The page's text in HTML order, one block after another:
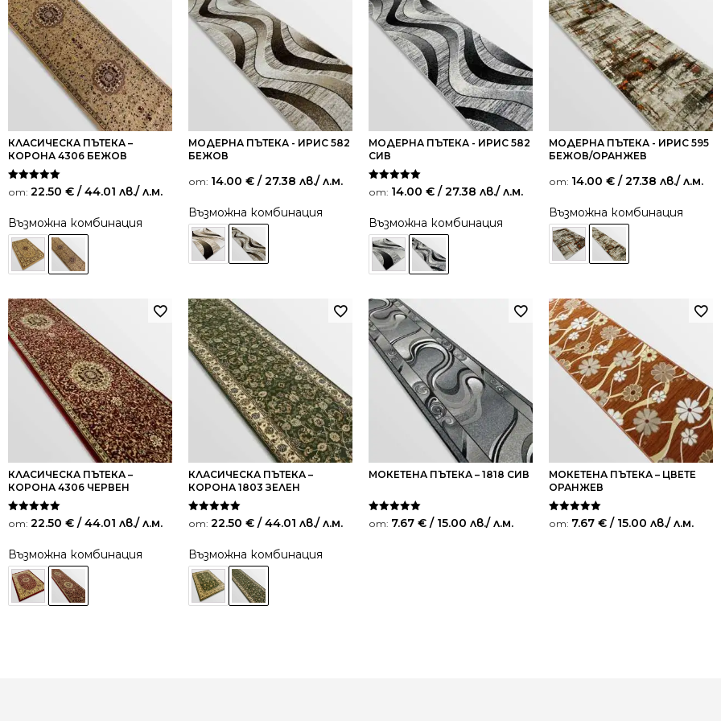
КЛАСИЧЕСКА ПЪТЕКА –
КОРОНА 4306 БЕЖОВ
Оценено на
5.00
от: 22.50 € / 44.01 лв./ л.м.
Възможна комбинация
МОДЕРНА ПЪТЕКА - ИРИС 582
БЕЖОВ
от: 14.00 € / 27.38 лв./ л.м.
Възможна комбинация
МОДЕРНА ПЪТЕКА - ИРИС 582
СИВ
Оценено на
5.00
от: 14.00 € / 27.38 лв./ л.м.
Възможна комбинация
МОДЕРНА ПЪТЕКА - ИРИС 595
БЕЖОВ/ОРАНЖЕВ
от: 14.00 € / 27.38 лв./ л.м.
Възможна комбинация
КЛАСИЧЕСКА ПЪТЕКА –
КОРОНА 4306 ЧЕРВЕН
Оценено на
5.00
от: 22.50 € / 44.01 лв./ л.м.
Възможна комбинация
КЛАСИЧЕСКА ПЪТЕКА –
КОРОНА 1803 ЗЕЛЕН
Оценено на
5.00
от: 22.50 € / 44.01 лв./ л.м.
Възможна комбинация
МОКЕТЕНА ПЪТЕКА – 1818 СИВ
Оценено на
5.00
от: 7.67 € / 15.00 лв./ л.м.
МОКЕТЕНА ПЪТЕКА – ЦВЕТЕ
ОРАНЖЕВ
Оценено на
5.00
от: 7.67 € / 15.00 лв./ л.м.